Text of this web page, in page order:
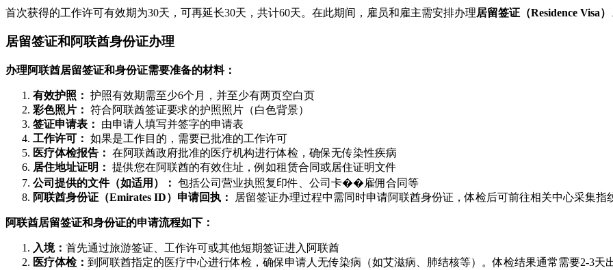
首次获得的工作许可有效期为30天，可再延长30天，共计60天。在此期间，雇员和雇主需安排办理居留签证（Residence Visa）
居留签证和阿联酋身份证办理
办理阿联酋居留签证和身份证需要准备的材料：
有效护照： 护照有效期需至少6个月，并至少有两页空白页
彩色照片： 符合阿联酋签证要求的护照照片（白色背景）
签证申请表：
由申请人填写并签字的申请表
工作许可： 如果是工作目的，需要已批准的工作许可
医疗体检报告： 在阿联酋政府批准的医疗机构进行体检，确保无传染性疾病
居住地址证明： 提供您在阿联酋的有效住址，例如租赁合同或居住证明文件
公司提供的文件（如适用）： 包括公司营业执照复印件、公司卡��雇佣合同等
阿联酋身份证（Emirates ID）申请回执：
居留签证办理过程中需同时申请阿联酋身份证，体检后可前往相关中心采集指
阿联酋居留签证和身份证的申请流程如下：
入境： 首先通过旅游签证、工作许可或其他短期签证进入阿联酋
医疗体检： 到阿联酋指定的医疗中心进行体检，确保申请人无传染病（如艾滋病、肺结核等）。体检结果通常需要2-3天